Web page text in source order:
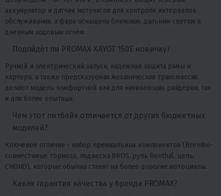
аккумулятор и датчик моточасов для контроля интервалов
обслуживания, а фара оснащена ближним, дальним светом и
дневным ходовым огнём.
Подойдёт ли PROMAX KAYOT 150E новичку?
Ручной и электрический запуск, надёжная защита рамы и
картера, а также предсказуемая механическая трансмиссия
делают модель комфортной как для начинающих райдеров, так
и для более опытных.
Чем этот питбайк отличается от других бюджетных
моделей?
Ключевое отличие - набор премиальных компонентов (Brembo-
совместимые тормоза, подвеска BROS, руль Renthal, цепь
CHOHO), которые обычно ставят на более дорогие мотоциклы.
Какая гарантия качества у бренда PROMAX?